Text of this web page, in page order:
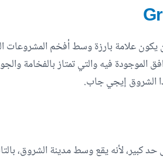
علامة بارزة وسط أفخم المشروعات
فيه والتي تمتاز بالفخامة
الشروق إيجي جاب.
كبير، لأنه يقع وسط مدينة الشروق،